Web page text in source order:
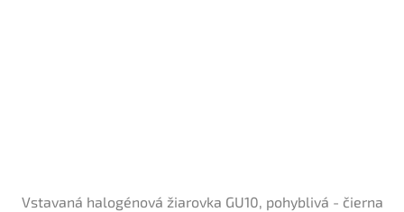
Vstavaná halogénová žiarovka GU10, pohyblivá - čierna